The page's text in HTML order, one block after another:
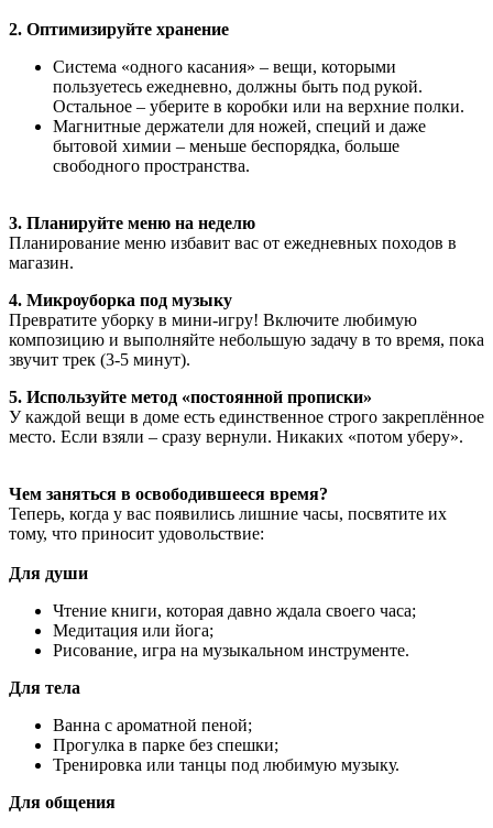
2. Оптимизируйте хранение
Система «одного касания» – вещи, которыми
пользуетесь ежедневно, должны быть под рукой.
Остальное – уберите в коробки или на верхние полки.
Магнитные держатели для ножей, специй и даже
бытовой химии – меньше беспорядка, больше
свободного пространства.
3. Планируйте меню на неделю
Планирование меню избавит вас от ежедневных походов в
магазин.
4. Микроуборка под музыку
Превратите уборку в мини-игру! Включите любимую
композицию и выполняйте небольшую задачу в то время, пока
звучит трек (3-5 минут).
5. Используйте метод «постоянной прописки»
У каждой вещи в доме есть единственное строго закреплённое
место. Если взяли – сразу вернули. Никаких «потом уберу».
Чем заняться в освободившееся время?
Теперь, когда у вас появились лишние часы, посвятите их
тому, что приносит удовольствие:
Для души
Чтение книги, которая давно ждала своего часа;
Медитация или йога;
Рисование, игра на музыкальном инструменте.
Для тела
Ванна с ароматной пеной;
Прогулка в парке без спешки;
Тренировка или танцы под любимую музыку.
Для общения